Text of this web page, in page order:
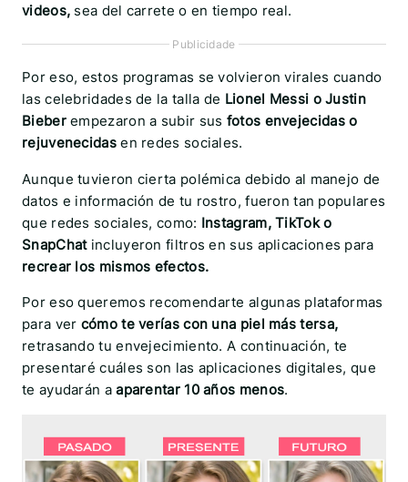
videos, sea del carrete o en tiempo real.
Publicidade
Por eso, estos programas se volvieron virales cuando
las celebridades de la talla de Lionel Messi o Justin
Bieberempezaron a subir sus fotos envejecidas o
rejuvenecidasen redes sociales.
Aunque tuvieron cierta polémica debido al manejo de
datos e información de tu rostro, fueron tan populares
que redes sociales, como: Instagram, TikTok o
SnapChatincluyeron filtros en sus aplicaciones para
recrear los mismos efectos.
Por eso queremos recomendarte algunas plataformas
para ver cómo te verías con una piel más tersa,
retrasando tu envejecimiento. A continuación, te
presentaré cuáles son las aplicaciones digitales, que
te ayudarán aaparentar 10 años menos.